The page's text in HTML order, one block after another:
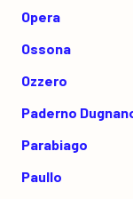
Opera
Ossona
Ozzero
Paderno
Parabiago
Paullo